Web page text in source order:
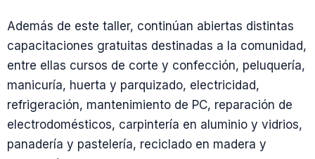
Además de este taller, continúan abiertas distintas
capacitaciones gratuitas destinadas a la comunidad,
entre ellas cursos de corte y confección, peluquería,
manicuría, huerta y parquizado, electricidad,
refrigeración, mantenimiento de PC, reparación de
electrodomésticos, carpintería en aluminio y vidrios,
panadería y pastelería, reciclado en madera y